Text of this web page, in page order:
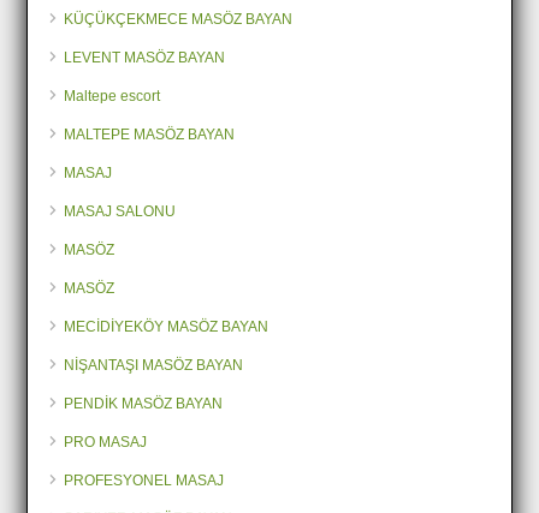
KÜÇÜKÇEKMECE MASÖZ BAYAN
LEVENT MASÖZ BAYAN
Maltepe escort
MALTEPE MASÖZ BAYAN
MASAJ
MASAJ SALONU
MASÖZ
MASÖZ
MECİDİYEKÖY MASÖZ BAYAN
NİŞANTAŞI MASÖZ BAYAN
PENDİK MASÖZ BAYAN
PRO MASAJ
PROFESYONEL MASAJ